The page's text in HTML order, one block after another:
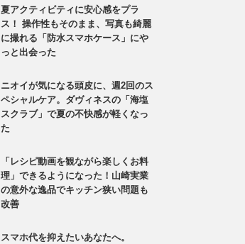
夏アクティビティに安心感をプラ
ス！ 操作性もそのまま、写真も綺麗
に撮れる「防水スマホケース」にや
っと出会った
ニオイが気になる頭皮に、週2回のス
ペシャルケア。ダヴィネスの「海塩
スクラブ」で夏の不快感が軽くなっ
た
「レシピ動画を観ながら楽しくお料
理」できるようになった！山崎実業
の意外な逸品でキッチン狭い問題も
改善
スマホ代を抑えたいあなたへ。